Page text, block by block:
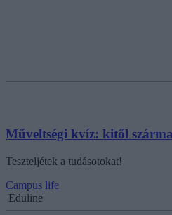
Műveltségi kvíz: kitől
Teszteljétek a tudásotokat!
Campus life
Eduline